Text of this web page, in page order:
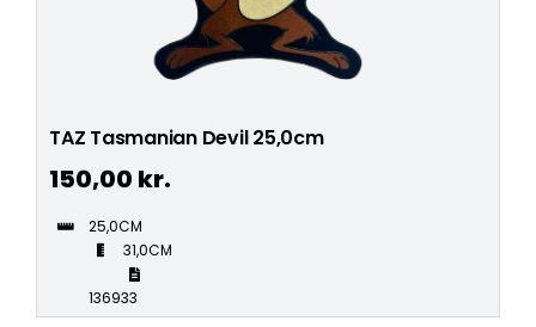
TAZ Tasmanian Devil 25,0cm
150,00 kr.
25,0CM
31,0CM
136933